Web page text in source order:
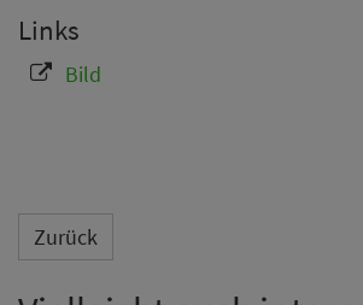
Links
Bild
Zurück